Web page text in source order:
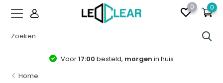
0 0
Voor17:00 besteld, morgen in huis
Home